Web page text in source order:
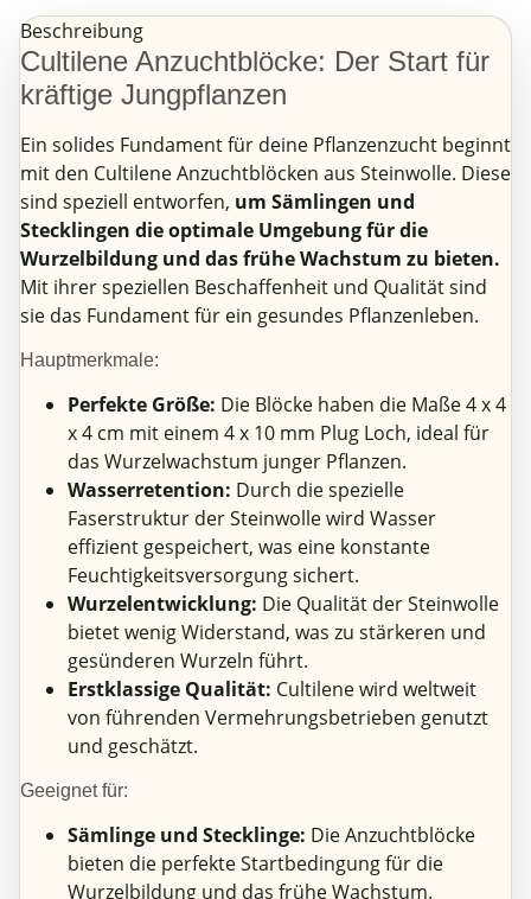
Beschreibung
Cultilene Anzuchtblöcke: Der Start für
kräftige Jungpflanzen
Ein solides Fundament für deine Pflanzenzucht beginnt
mit den Cultilene Anzuchtblöcken aus Steinwolle. Diese
sind speziell entworfen, um Sämlingen und
Stecklingen die optimale Umgebung für die
Wurzelbildung und das frühe Wachstum zu bieten.
Mit ihrer speziellen Beschaffenheit und Qualität sind
sie das Fundament für ein gesundes Pflanzenleben.
Hauptmerkmale:
Perfekte Größe: Die Blöcke haben die Maße 4 x 4
x 4 cm mit einem 4 x 10 mm Plug Loch, ideal für
das Wurzelwachstum junger Pflanzen.
Wasserretention: Durch die spezielle
Faserstruktur der Steinwolle wird Wasser
effizient gespeichert, was eine konstante
Feuchtigkeitsversorgung sichert.
Wurzelentwicklung: Die Qualität der Steinwolle
bietet wenig Widerstand, was zu stärkeren und
gesünderen Wurzeln führt.
Erstklassige Qualität: Cultilene wird weltweit
von führenden Vermehrungsbetrieben genutzt
und geschätzt.
Geeignet für:
Sämlinge und Stecklinge: Die Anzuchtblöcke
bieten die perfekte Startbedingung für die
Wurzelbildung und das frühe Wachstum.